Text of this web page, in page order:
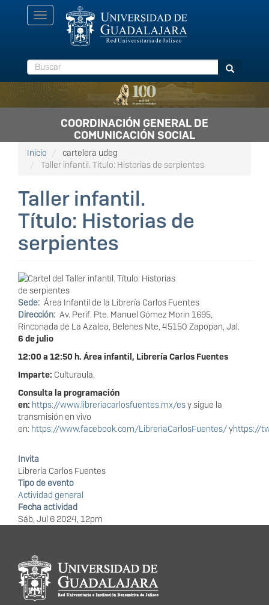
Toggle
navigation
Buscar Buscar
COORDINACIÓN GENERAL DE
COMUNICACIÓN SOCIAL
Inicio
cartelera udeg
Taller infantil. Título: Historias de serpientes
Taller infantil.
Título: Historias de
serpientes
Sede Área Infantil de la Librería Carlos Fuentes
Dirección Av. Perif. Pte. Manuel Gómez Morin 1695,
Rinconada de La Azalea, Belenes Nte, 45150 Zapopan, Jal.
6 de julio
12:00 a 12:50 h. Área infantil, Librería Carlos Fuentes
Imparte: Culturaula.
Consulta la programación
en: https://www.libreriacarlosfuentes.mx/esy sigue la
transmisión en vivo
en: https://www.facebook.com/LibreriaCarlosFuentes/yhttps://
Invita
Librería Carlos Fuentes
Tipo de evento
Actividad general
Fecha actividad
Sáb, Jul 6 2024, 12pm
Información del
portal